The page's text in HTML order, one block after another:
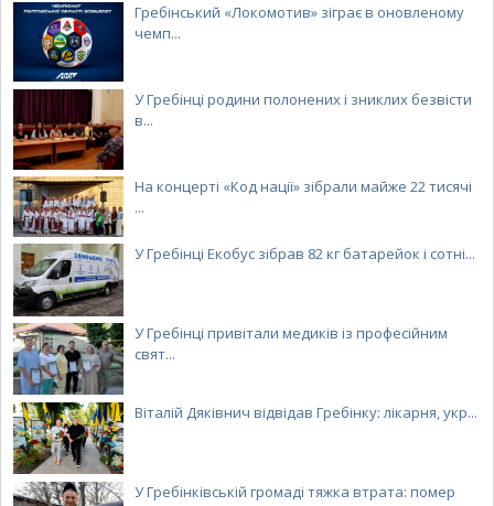
Гребінський «Локомотив» зіграє в оновленому
чемп...
У Гребінці родини полонених і зниклих безвісти
в...
На концерті «Код нації» зібрали майже 22 тисячі
...
У Гребінці Екобус зібрав 82 кг батарейок і сотні...
У Гребінці привітали медиків із професійним
свят...
Віталій Дяківнич відвідав Гребінку: лікарня, укр...
У Гребінківській громаді тяжка втрата: помер